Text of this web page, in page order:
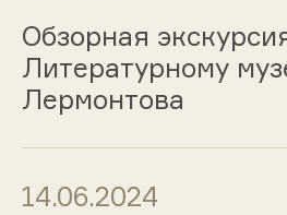
Обзорная
Литературному
Лермонтова
14.06.2024